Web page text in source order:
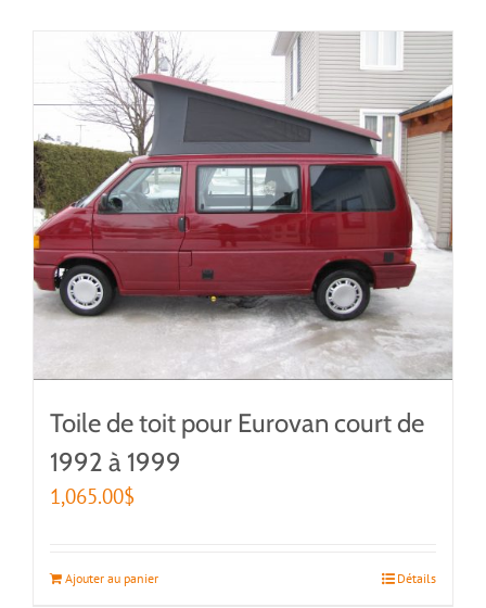
Toile de toit pour Eurovan court de
1992 à 1999
1,065.00$
Ajouter au panier Détails